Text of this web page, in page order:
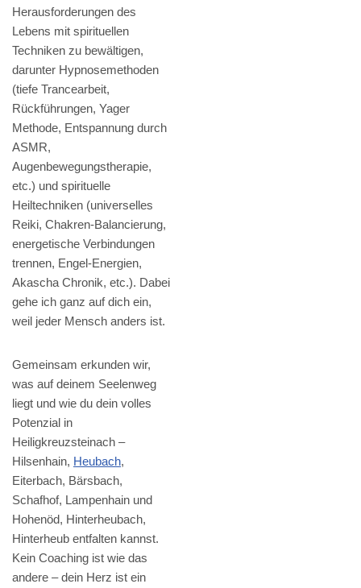
Herausforderungen des
Lebens mit spirituellen
Techniken zu bewältigen,
darunter Hypnosemethoden
(tiefe Trancearbeit,
Rückführungen, Yager
Methode, Entspannung durch
ASMR,
Augenbewegungstherapie,
etc.) und spirituelle
Heiltechniken (universelles
Reiki, Chakren-Balancierung,
energetische Verbindungen
trennen, Engel-Energien,
Akascha Chronik, etc.). Dabei
gehe ich ganz auf dich ein,
weil jeder Mensch anders ist.
Gemeinsam erkunden wir,
was auf deinem Seelenweg
liegt und wie du dein volles
Potenzial in
Heiligkreuzsteinach –
Hilsenhain, Heubach,
Eiterbach, Bärsbach,
Schafhof, Lampenhain und
Hohenöd, Hinterheubach,
Hinterheub entfalten kannst.
Kein Coaching ist wie das
andere – dein Herz ist ein